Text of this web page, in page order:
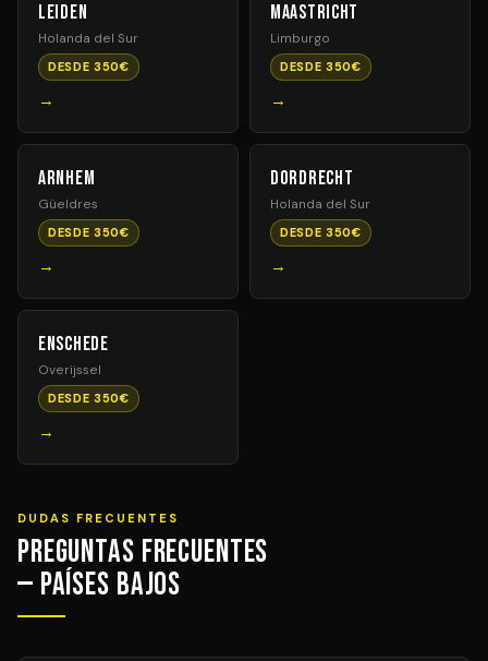
Leiden
Holanda del Sur
DESDE 350€
→
Maastricht
Limburgo
DESDE 350€
→
Arnhem
Güeldres
DESDE 350€
→
Dordrecht
Holanda del Sur
DESDE 350€
→
Enschede
Overijssel
DESDE 350€
→
DUDAS FRECUENTES
Preguntas Frecuentes
— Países Bajos